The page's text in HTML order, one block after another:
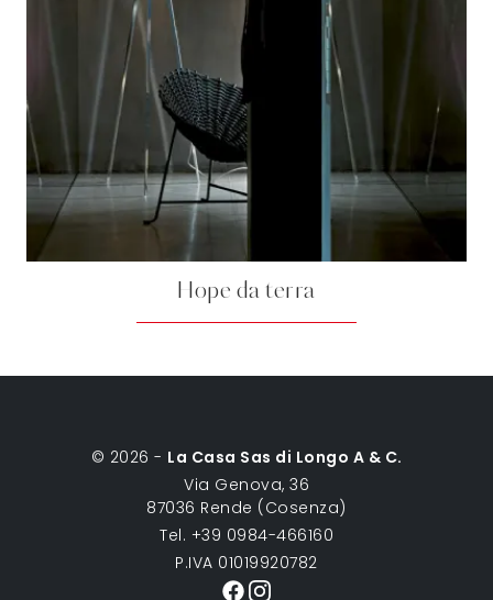
Hope da terra
© 2026 - La Casa Sas di Longo A & C.
Via Genova, 36
87036 Rende (Cosenza)
Tel. +39 0984-466160
P.IVA 01019920782